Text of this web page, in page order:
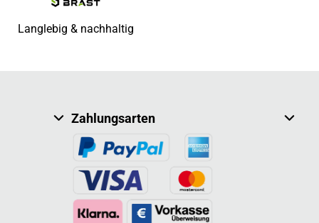
Langlebig & nachhaltig
Zahlungsarten